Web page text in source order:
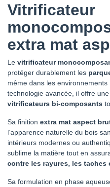
Vitrificateur
extra mat
Le vitrificateur
protéger durablement les
même dans les
technologie avancée, il offre une
vitrificateurs bi-composants
Sa finition extra mat aspect
l’apparence naturelle du bois
intérieurs modernes ou
sublime la matière tout en
contre les rayures, les taches
Sa formulation en phase